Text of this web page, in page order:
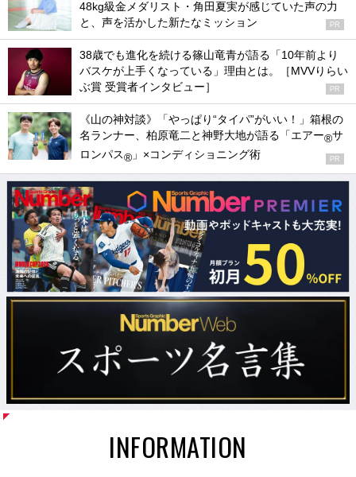
48kg級金メダリスト・角田夏実が感じていた声の力
と、声を活かした新たなミッション
PR
38歳でも進化を続ける篠山竜青が語る「10年前より
バスケが上手くなっている」理由とは。［MVVりらい
ぶ賞 受賞者インタビュー］
PR
《山の神対談》「やっぱり“タイパ”がいい！」箱根の
名ランナー、柏原竜二と神野大地が語る「エアー®サ
ロンパス® 」×コンディショニング術 PR
INFORMATION